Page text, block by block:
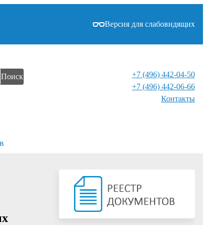
Версия для слабовидящих
Поиск
+7 (496) 442-04-50
+7 (496) 442-06-66
Контакты⁠